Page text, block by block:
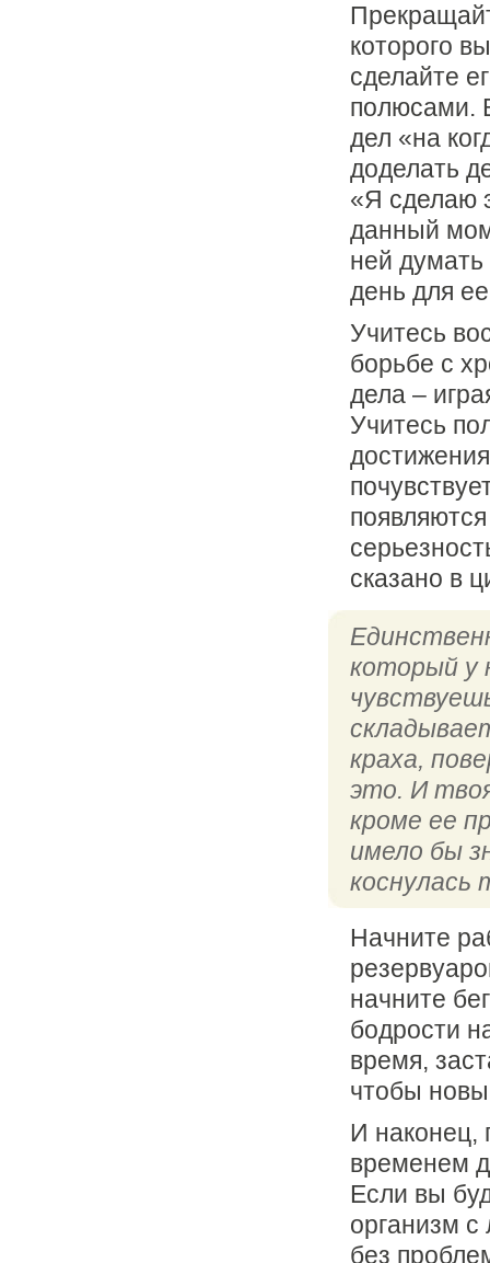
которого
сделайте
полюсами.
дел «на
доделать
«Я сделаю
данный
ней думать
день для
Учитесь
борьбе с
дела –
Учитесь
сказано в
который у
краха,
это. И
кроме ее
имело бы
коснулась
Начните
начните
бодрости
время,
чтобы
И наконец,
временем
Если вы
организм
без